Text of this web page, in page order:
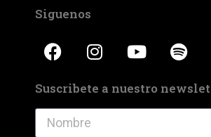
Siguenos
Suscribete a nuestro